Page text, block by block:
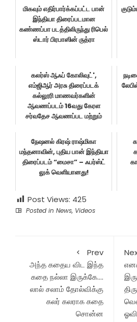
மிகவும் எதிர்பார்க்கப்பட்ட பான்
இந்தியா திரைப்படமான
கண்ணப்பா படத்திலிருந்து ரிபெல்
ஸ்டார் பிரபாஸின் ருத்ரா
கலர்ஸ் ஆஃப் கோலிவுட்',
எம்ஜிஆர் அரசு திரைப்படக்
கல்லூரி மாணவர்களின்
ஆவணப்படம் 16வது கேரள
சர்வதேச ஆவணப்பட மற்றும்
நேஷனல் கிரஷ் ராஷ்மிகா
மந்தனாவின், புதிய பான் இந்தியா
திரைப்படம் “மைசா” – ஃபர்ஸ்ட்
லுக் வெளியானது!
Post Views: 425
Posted in News, Videos
Prev
அந்த கதைய விட இந்த
கதை நல்லா இருக்கே….
லால் சலாம் தோல்விக்கு
கலர் கலராக கதை
சொன்ன